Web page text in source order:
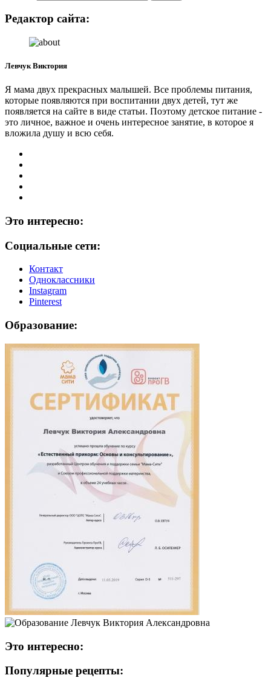
Редактор сайта:
Левчук Виктория
Я мама двух прекрасных малышей. Все проблемы питания,
которые появляются при воспитании двух детей, тут же
появляется на сайте в виде статьи. Поэтому детское питание -
это личное, важное и очень интересное занятие, в которое я
вложила душу и всю себя.
Это интересно:
Социальные сети:
Контакт
Одноклассники
Instagram
Рinterest
Образование:
Это интересно:
Популярные рецепты: